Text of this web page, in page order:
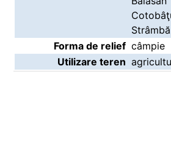
Forma de relief câmpie
Utilizare teren